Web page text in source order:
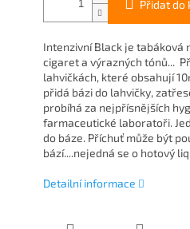
Přidat do
Intenzivní Black je tabáková
cigaret a výrazných tónů...
lahvičkách, které obsahují
přidá bázi do lahvičky,
probíhá za nejpřísnějších
farmaceutické laboratoři.
do báze. Příchuť může být
bází....nejedná se o hotový
Detailní informace